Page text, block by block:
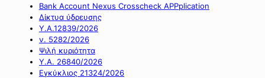
Bank Account Nexus Crosscheck APPplication
Δίκτυα ύδρευσης
Υ.Α.12839/2026
ν. 5282/2026
Ψιλή κυριότητα
Υ.Α. 26840/2026
Εγκύκλιος 21324/2026